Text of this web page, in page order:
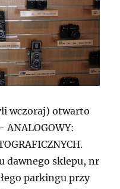
wczoraj) otwarto
dawnego sklepu, nr
parkingu przy